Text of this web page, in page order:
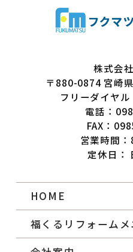
株式会
〒880-0874 宮崎
フリーダイヤ
電話：
FAX：
営業時間
定休日：
HOME
福くるリフォームメ